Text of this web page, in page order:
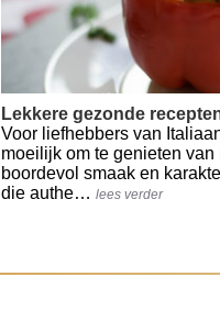
Lekkere gezonde
Voor liefhebbers van
moeilijk om te genieten
boordevol smaak en
die authe… lees verder